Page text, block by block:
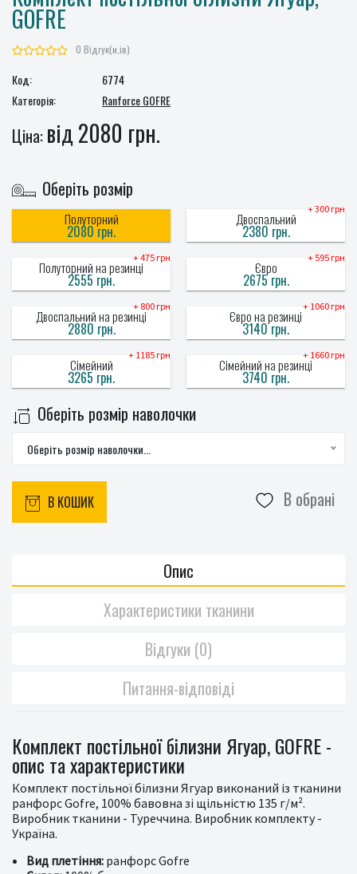
GOFRE
0 Відгук(и,ів)
Код:
6774
Категорія:
Ranforce GOFRE
Ціна: від 2080 грн.
Оберіть розмір
Полуторний
2080 грн.
+ 300 грн
Двоспальний
2380 грн.
+ 475 грн
Полуторний на резинці
2555 грн.
+ 595 грн
Євро
2675 грн.
+ 800 грн
Двоспальний на резинці
2880 грн.
+ 1060 грн
Євро на резинці
3140 грн.
+ 1185 грн
Сімейний
3265 грн.
+ 1660 грн
Сімейний на резинці
3740 грн.
Оберіть розмір наволочки
Оберіть розмір наволочки...
В КОШИК В обрані
Опис
Характеристики тканини
Відгуки (0)
Питання-відповіді
Комплект постільної білизни Ягуар, GOFRE -
опис та характеристики
Комплект постільної білизни Ягуар виконаний із тканини
ранфорс Gofre, 100% бавовна зі щільністю 135 г/м².
Виробник тканини - Туреччина. Виробник комплекту -
Україна.
Вид плетіння: ранфорс Gofre